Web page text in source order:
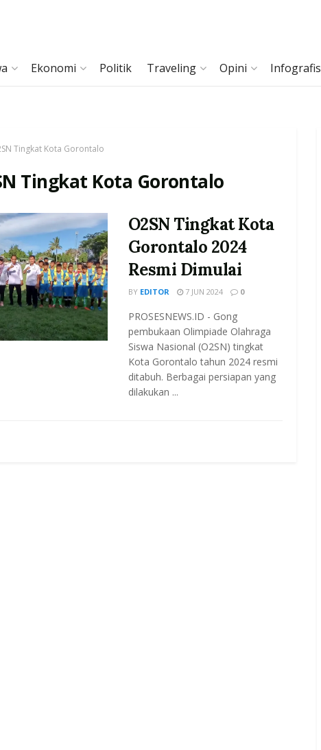
Ekonomi Politik Traveling Opini Infografis
Tingkat Kota Gorontalo
Tingkat Kota Gorontalo
O2SN Tingkat Kota
Gorontalo 2024
Resmi Dimulai
BY EDITOR 7 JUN 2024 0
PROSESNEWS.ID - Gong
pembukaan Olimpiade Olahraga
Siswa Nasional (O2SN) tingkat
Kota Gorontalo tahun 2024 resmi
ditabuh. Berbagai persiapan yang
dilakukan ...